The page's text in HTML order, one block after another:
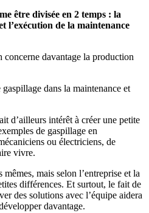
être divisée en 2 temps : la
l’exécution de la maintenance
davantage la production
dans la maintenance et
d’ailleurs intérêt à créer une petite
de gaspillage en
ou électriciens, de
vivre.
mais selon l’entreprise et la
différences. Et surtout, le fait de
des solutions avec l’équipe aidera
davantage.